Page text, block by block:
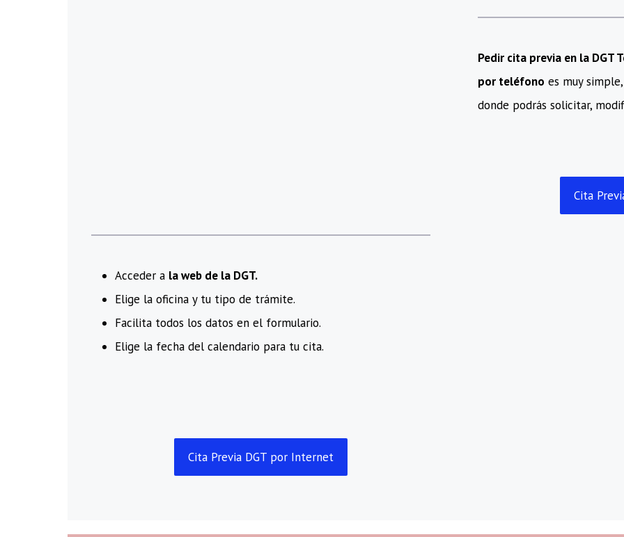
Acceder a la web de la DGT.
Elige la oficina y tu tipo de trámite.
Facilita todos los datos en el formulario.
Elige la fecha del calendario para tu cita.
Cita Previa DGT por Internet
Pedir cita previa en la DGT
por teléfono es muy
donde podrás solicitar,
Cita